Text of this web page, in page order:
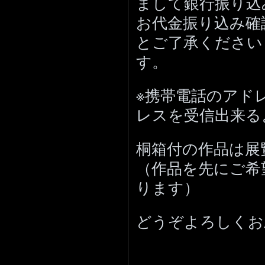
お代金振り込み
とご了承くださ
す。
※携帯電話のアド
レスを受信出来
桐箱付の作品は
（作品を先にご
ります）
どうぞよろしく